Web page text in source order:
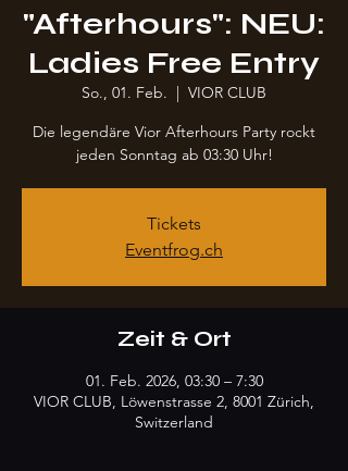
"Afterhours": NEU:
Ladies Free Entry
So., 01. Feb.
  |
VIOR CLUB
Die legendäre Vior Afterhours Party rockt
jeden Sonntag ab 03:30 Uhr!
Tickets
Eventfrog.ch
Zeit & Ort
01. Feb. 2026, 03:30 – 7:30
VIOR CLUB, Löwenstrasse 2, 8001 Zürich,
Switzerland